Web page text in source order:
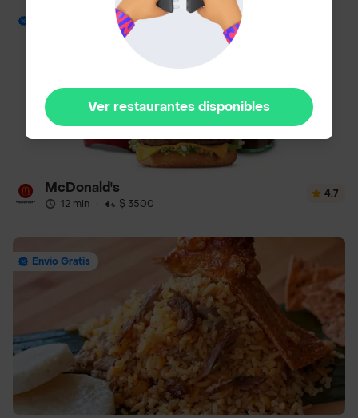
McDonald's
12 min · $ 3500
4.7
Envío Gratis
Ver restaurantes disponibles